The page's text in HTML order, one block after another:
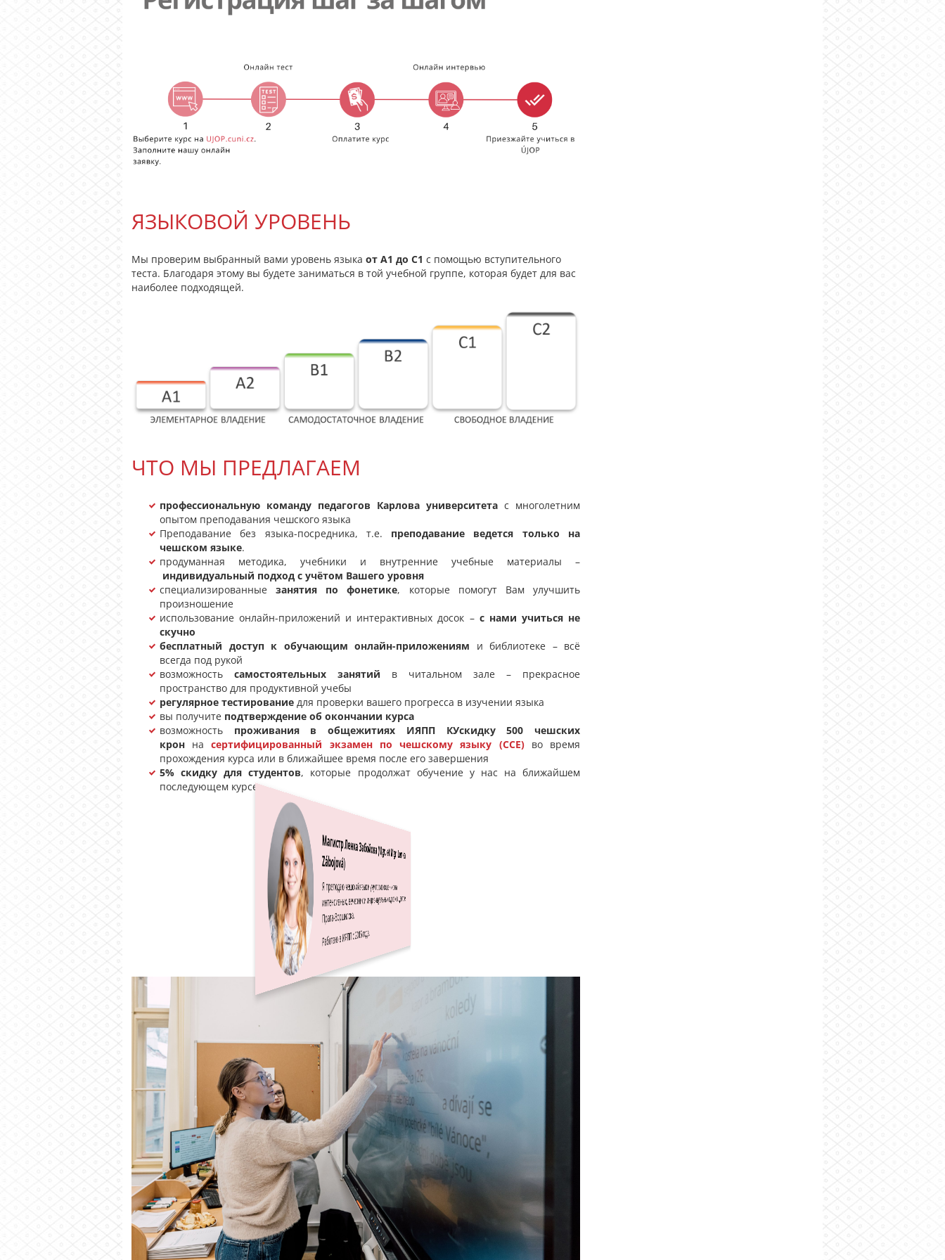
ЯЗЫКОВОЙ УРОВЕНЬ
Мы проверим выбранный вами уровень языка от A1 до C1 с помощью вступительного
теста. Благодаря этому вы будете заниматься в той учебной группе, которая будет для вас
наиболее подходящей.
ЧТО МЫ ПРЕДЛАГАЕМ
профессиональную команду педагогов Карлова университета с многолетним
опытом преподавания чешского языка
Преподавание без языка-посредника, т.е. преподавание ведется только на
чешском языке.
продуманная методика, учебники и внутренние учебные материалы –
индивидуальный подход с учётом Вашего уровня
специализированныезанятия по фонетике, которые помогут Вам улучшить
произношение
использование онлайн-приложений и интерактивных досок – с нами учиться не
скучно
бесплатный доступ к обучающим онлайн-приложениям и библиотеке – всё
всегда под рукой
возможность самостоятельных занятий в читальном зале – прекрасное
пространство для продуктивной учебы
регулярное тестирование для проверки вашего прогресса в изучении языка
вы получите подтверждение об окончании курса
возможность проживания в общежитиях ИЯПП КУскидку 500 чешских
крон насертифицированный экзамен по чешскому языку (CCE)во время
прохождения курса или в ближайшее время после его завершения
5% скидку для студентов, которые продолжат обучение у нас на ближайшем
последующем курсе
Магистр Ленка Забойова (Mgr. et Mgr. Lenka
Я преподаю чешский язык и учу произношению на
интенсивных, вечерних и индивидуальных курсах в Центре
Работаю в ИЯПП с 2015 года.
„К нам приезжают студенты из разных стран, культур, с
разным образованием, жизненным опытом, интересами и т.
мы учимся открытости и терпимости по отношению к
людям“
Магистр Ленка Забойова (Mgr. et Mgr. Lenka Zábojová)